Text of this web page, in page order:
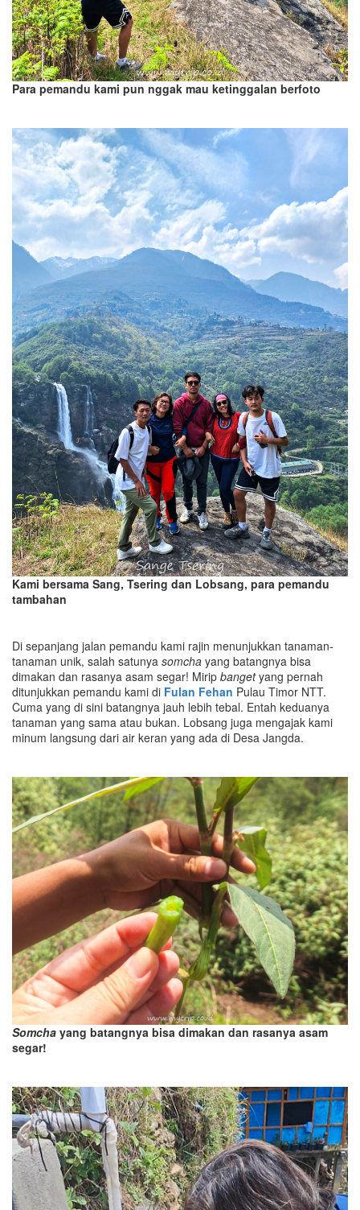
Para pemandu kami pun nggak mau ketinggalan berfoto
Kami bersama Sang, Tsering dan Lobsang, para pemandu
tambahan
Di sepanjang jalan pemandu kami rajin menunjukkan tanaman-
tanaman unik, salah satunya somcha yang batangnya bisa
dimakan dan rasanya asam segar! Mirip bangetyang pernah
ditunjukkan pemandu kami di Fulan Fehan Pulau Timor NTT.
Cuma yang di sini batangnya jauh lebih tebal. Entah keduanya
tanaman yang sama atau bukan. Lobsang juga mengajak kami
minum langsung dari air keran yang ada di Desa Jangda.
Somcha yang batangnya bisa dimakan dan rasanya asam
segar!